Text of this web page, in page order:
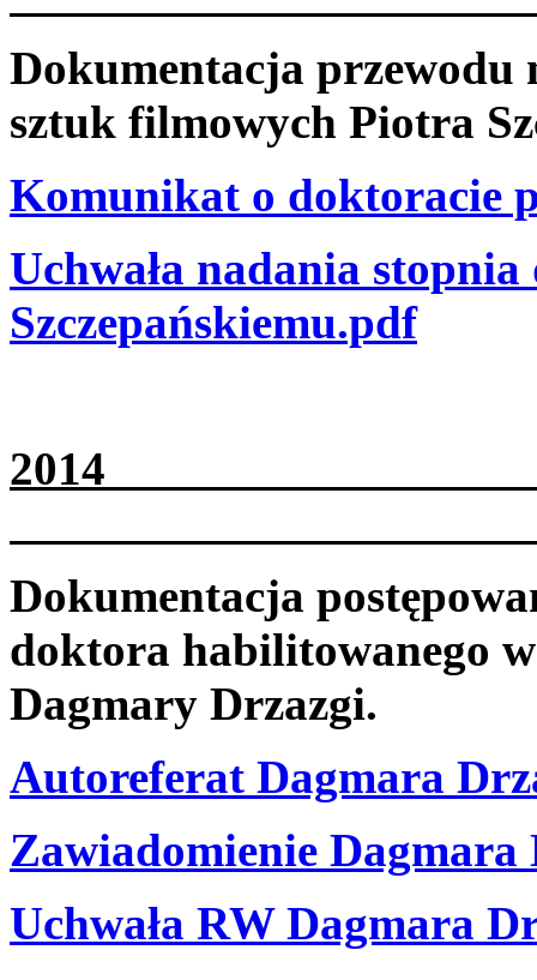
Dokumentacja przewodu
sztuk filmowych Piotra
Komunikat o doktoracie
Uchwała nadania
Szczepańskiemu.pdf
Dokumentacja
doktora habilitowanego
Dagmary Drzazgi.
Autoreferat Dagmara
Zawiadomienie Dagmara
Uchwała RW Dagmara